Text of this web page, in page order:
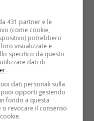
l’Old Wild West
Treviso
Wild West Udine
431 partner e le
(come cookie,
potrebbero
visualizzate e
specifico da questo
dati di
.
dati personali sulla
opporti gestendo
fondo a questa
revocare il consenso